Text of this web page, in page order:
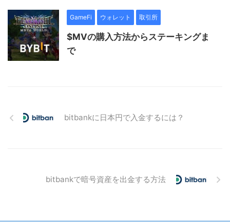
GameFi ウォレット 取引所
$MVの購入方法からステーキングま
で
bitbankに日本円で入金するには？
bitbankで暗号資産を出金する方法